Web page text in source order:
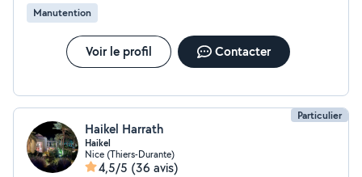
Manutention
Voir le profil Contacter
Particulier
Haikel Harrath
Haikel
Nice (Thiers-Durante)
4,5/5 (36 avis)